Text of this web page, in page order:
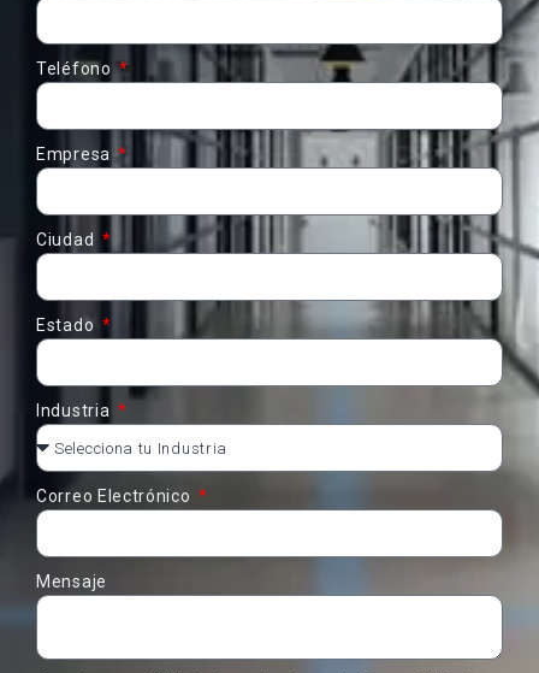
Teléfono
Empresa
Ciudad
Estado
Industria
Correo Electrónico
Mensaje